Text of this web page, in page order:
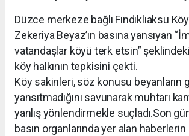
Düzce merkeze bağlı Fındıklıaksu
Zekeriya Beyaz’ın basına yansıyan
vatandaşlar köyü terk etsin” şeklindeki
köy halkının tepkisini çekti.
Köy sakinleri, söz konusu beyanların
yansıtmadığını savunarak muhtarı
yanlış yönlendirmekle suçladı.Son
basın organlarında yer alan haberlerin